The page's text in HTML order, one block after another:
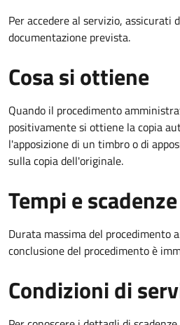
Per accedere al servizio, assicurati
documentazione prevista.
Cosa si ottiene
Quando il procedimento
positivamente si ottiene la copia
l'apposizione di un timbro o di
sulla copia dell'originale.
Tempi e scadenze
Durata massima del procedimento
conclusione del procedimento è
Condizioni di